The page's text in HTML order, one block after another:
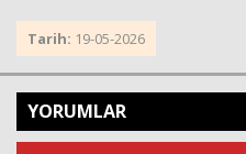
Tarih: 19-05-2026
YORUMLAR